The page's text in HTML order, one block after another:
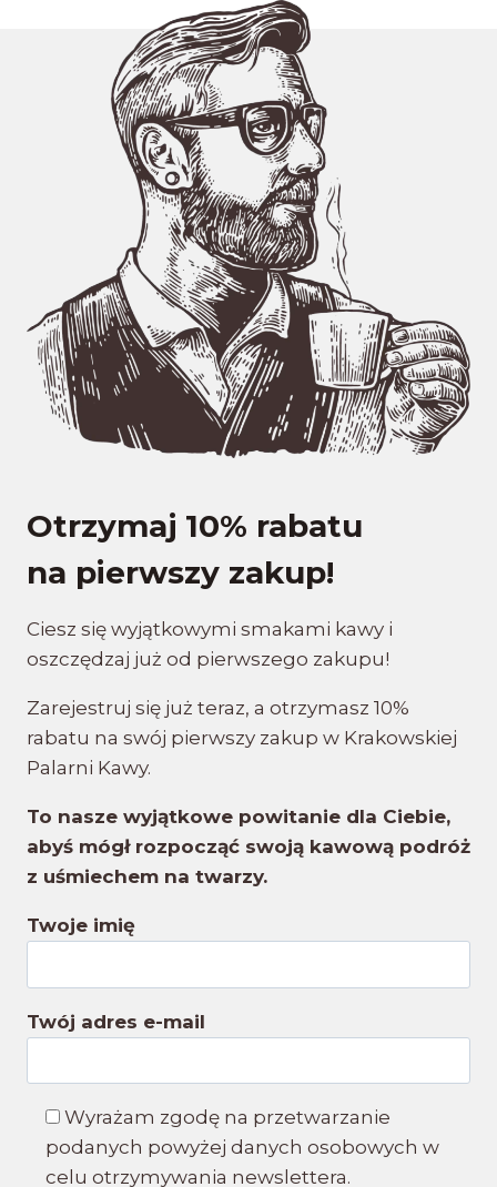
Otrzymaj 10% rabatu
na pierwszy zakup!
Ciesz się wyjątkowymi smakami kawy i
oszczędzaj już od pierwszego zakupu!
Zarejestruj się już teraz, a otrzymasz 10%
rabatu na swój pierwszy zakup w Krakowskiej
Palarni Kawy.
To nasze wyjątkowe powitanie dla Ciebie,
abyś mógł rozpocząć swoją kawową podróż
z uśmiechem na twarzy.
Twoje imię
Twój adres e-mail
Wyrażam zgodę na przetwarzanie
podanych powyżej danych osobowych w
celu otrzymywania newslettera.